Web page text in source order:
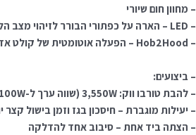
– מחוון חום שיורי
– LED – הארה על כפתורי הבורר לזיהוי מצב הלהבה
– Hob2Hood – הפעלה אוטומטית של קולט אדים תואם
– ביצועים:
– להבת טורבו ווק: 3,550W (שווה ערך ל-4,100W בלהבה קלאסית)
– יעילות מוגברת – חיסכון בגז וזמן בישול קצר
– הצתה ביד אחת – סיבוב אחד להדלקה